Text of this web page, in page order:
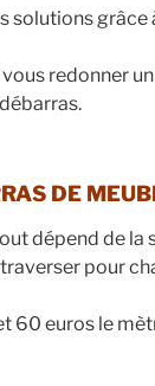
solutions
redonner
DE
dépend de
pour
60 euros le